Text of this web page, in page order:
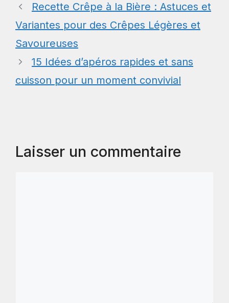
Recette Crêpe à la Bière : Astuces et
Variantes pour des Crêpes Légères et
Savoureuses
15 Idées d’apéros rapides et sans
cuisson pour un moment convivial
Laisser un commentaire